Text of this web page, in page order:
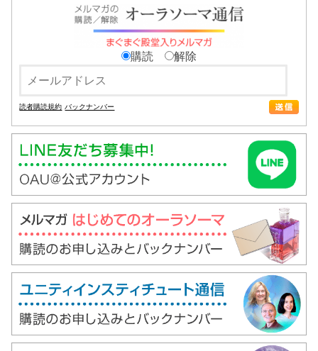
購読 解除
読者購読規約 バックナンバー